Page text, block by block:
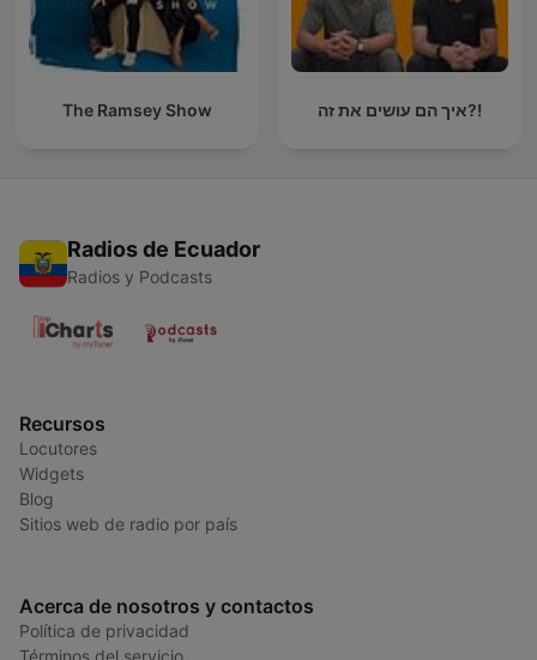
The Ramsey Show איך הם עושים את זה?!
Radios de Ecuador
Radios y Podcasts
Recursos
Locutores
Widgets
Blog
Sitios web de radio por país
Acerca de nosotros y contactos
Política de privacidad